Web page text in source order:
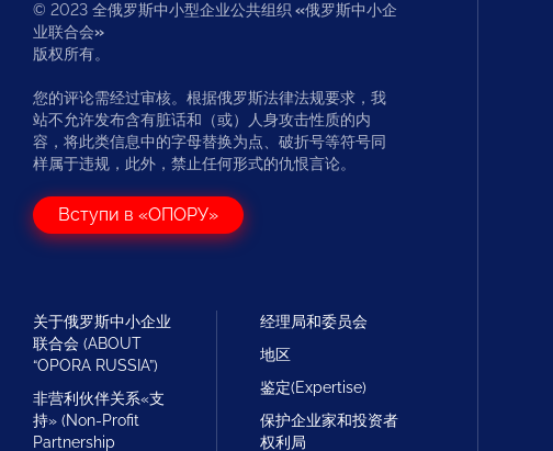
© 2023 全俄罗斯中小型企业公共组织 «俄罗斯中小企
业联合会»
版权所有。
您的评论需经过审核。根据俄罗斯法律法规要求，我
站不允许发布含有脏话和（或）人身攻击性质的内
容，将此类信息中的字母替换为点、破折号等符号同
样属于违规，此外，禁止任何形式的仇恨言论。
Вступи в «ОПОРУ»
关于俄罗斯中小企业
联合会 (ABOUT
“OPORA RUSSIA”)
非营利伙伴关系«支
持» (Non-Profit
Partnership
经理局和委员会
地区
鉴定(Expertise)
保护企业家和投资者
权利局